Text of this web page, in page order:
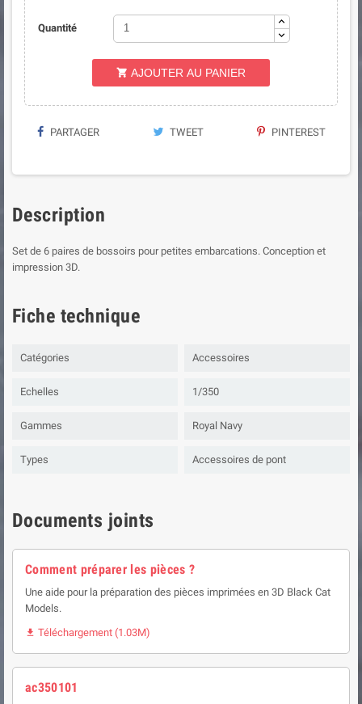
Quantité
 AJOUTER AU PANIER
PARTAGER TWEET PINTEREST
Description
Set de 6 paires de bossoirs pour petites embarcations. Conception et
impression 3D.
Fiche technique
Catégories Accessoires
Echelles 1/350
Gammes Royal Navy
Types Accessoires de pont
Documents joints
Comment préparer les pièces ?
Une aide pour la préparation des pièces imprimées en 3D Black Cat
Models.
 Téléchargement (1.03M)
ac350101